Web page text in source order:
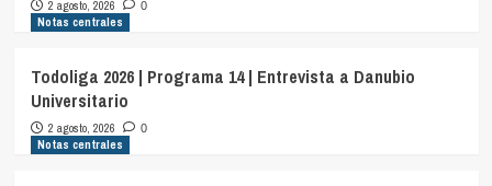
2 agosto, 2026 0
Notas centrales
Todoliga 2026 | Programa 14 | Entrevista a Danubio
Universitario
2 agosto, 2026 0
Notas centrales